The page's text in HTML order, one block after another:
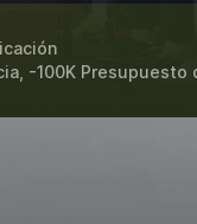
-100K Presupuesto